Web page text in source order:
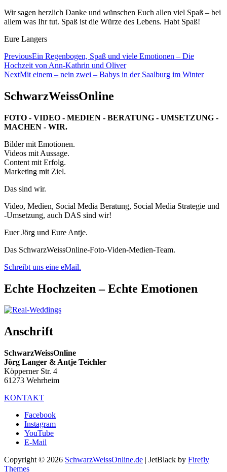
Wir sagen herzlich Danke und wünschen Euch allen viel Spaß – bei
allem was Ihr tut. Spaß ist die Würze des Lebens. Habt Spaß!
Eure Langers
Beitragsnavigation
PreviousEin Regenbogen, Spaß und viele Emotionen – Die
Hochzeit von Ann-Kathrin und Oliver
NextMit einem – nein zwei – Babys in der Saalburg im Winter
SchwarzWeissOnline
FOTO - VIDEO - MEDIEN - BERATUNG - UMSETZUNG -
MACHEN - WIR.
Bilder mit Emotionen.
Videos mit Aussage.
Content mit Erfolg.
Marketing mit Ziel.
Das sind wir.
Video, Medien, Social Media Beratung, Social Media Strategie und
-Umsetzung, auch DAS sind wir!
Euer Jörg und Eure Antje.
Das SchwarzWeissOnline-Foto-Viden-Medien-Team.
Schreibt uns eine eMail.
Echte Hochzeiten – Echte Emotionen
Anschrift
SchwarzWeissOnline
Jörg Langer & Antje Teichler
Köpperner Str. 4
61273 Wehrheim
KONTAKT
Facebook
Instagram
YouTube
E-Mail
Copyright © 2026 SchwarzWeissOnline.de | JetBlack by Firefly
Themes